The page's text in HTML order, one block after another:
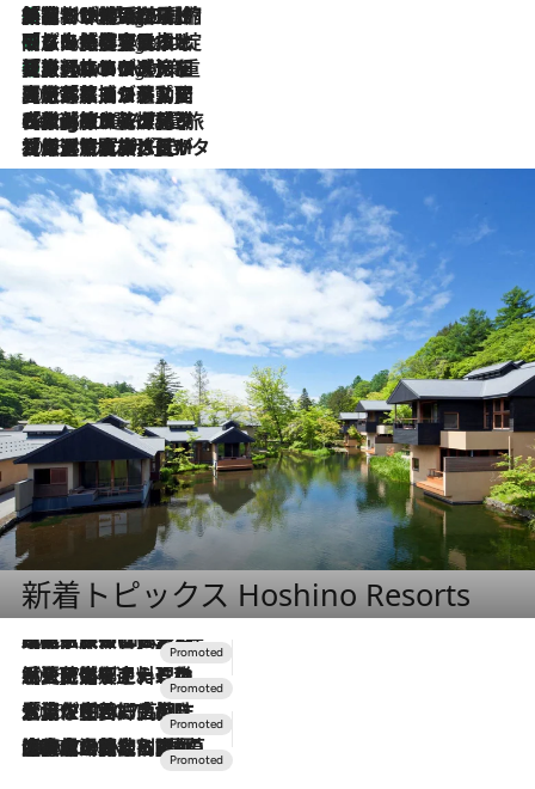
5 Hours Ago
「荷物が増えるほど旅ストレスは増す」美容ジャーナリストがたどり着いた最終結論。“化粧品を劇的に減らす”感動の凝縮美容とは
5 Hours Ago
「旅先には金髪ウィッグを持参」日本と同じメイクでは損してる!? 美容ジャーナリストが提案する“掟破りの旅美容”とは
5 Hours Ago
【厳選旅コスメ】「身軽さ＆UV対策重視！」ヘアアーティストshucoが選んだ夏旅ベストコスメを発表【Mサイズジップ】
2026.8.5
【厳選旅コスメ】国内をあちこち移動する河井菜摘が選んだ夏旅ベストコスメ発表！「リラックスアイテムはマスト」【Mサイズジップ】
2026.8.4
【厳選旅コスメ】「紫外線＆乾燥対策しながらメイク感も！」ヘア＆メイクGeorgeが選んだ夏旅ベストコスメを発表！【Mサイズジップ】
2026.8.3
【厳選旅コスメ】「保湿もタイパ重視！」“サウナ好き”タレント清水みさとが愛用する夏旅ベストコスメを発表！【Mサイズジップ】
新着トピックス Hoshino Resorts
2026.7.31
【ホテル帰省】という選択肢をOMOが提案。家族とほどよい距離を保つには「昼は実家、夜は気兼ねなくホテルで！」
2026.7.24
【夏限定ディナーコース】旬を迎える稚鮎や花ズッキーニなどをイタリア・トスカーナの郷土料理の手法で満喫！
2026.7.17
「土佐和ハーブかき氷」がOMO7高知に登場！生姜、山椒、大葉など目にも舌にも涼を呼ぶ郷土の味
2026.7.10
NEW OPEN！【界 草津】名湯の地に誕生。趣の異なる2種の温泉と上州ならではの会席・蕎麦割烹など美食を味わう究極の癒やし旅